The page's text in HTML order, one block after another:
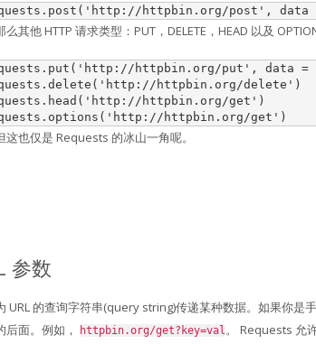
. post ( 'http://httpbin.org/post' , data
其他 HTTP 请求类型：PUT，DELETE，HEAD 以及
. put ( 'http://httpbin.org/put' , data =
. delete ( 'http://httpbin.org/delete' )
. head ( 'http://httpbin.org/get' )
. options ( 'http://httpbin.org/get' )
也仅是 Requests 的冰山一角呢。
参数
URL 的查询字符串(query string)传递某种数据。如果你是
后面。例如，
httpbin.org/get?key=val。 Requests 允